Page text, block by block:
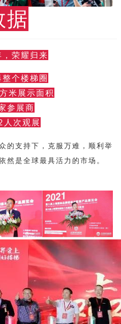
据
荣耀归来
整个楼梯圈
米展示面积
参展商
次观展
的支持下，克服万难，顺利举
然是全球最具活力的市场。